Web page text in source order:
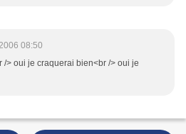
08:50
/> oui je craquerai bien<br /> oui je